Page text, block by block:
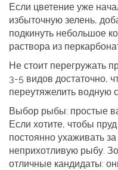
Если цветение уже
избыточную зелень,
подкинуть небольшое
раствора из
Не стоит перегружать
3‑5 видов достаточно,
переутяжелить водную
Выбор рыбы: простые
Если хотите, чтобы
постоянно ухаживать
неприхотливую рыбу.
отличные кандидаты: